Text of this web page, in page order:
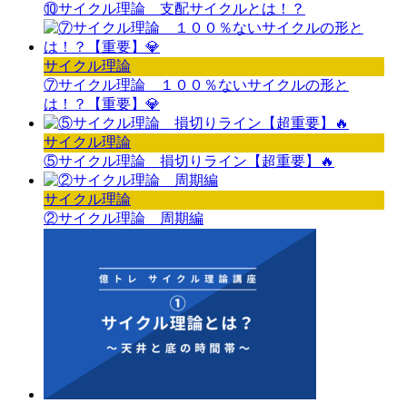
⑩サイクル理論 支配サイクルとは！？
サイクル理論
⑦サイクル理論 １００％ないサイクルの形と
は！？【重要】💎
サイクル理論
⑤サイクル理論 損切りライン【超重要】🔥
サイクル理論
②サイクル理論 周期編